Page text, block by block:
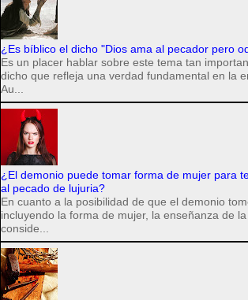
¿Es bíblico el dicho "Dios ama al pecador pero
Es un placer hablar sobre este tema tan
dicho que refleja una verdad fundamental en la
Au...
¿El demonio puede tomar forma de mujer para
al pecado de lujuria?
En cuanto a la posibilidad de que el demonio
incluyendo la forma de mujer, la enseñanza de
conside...